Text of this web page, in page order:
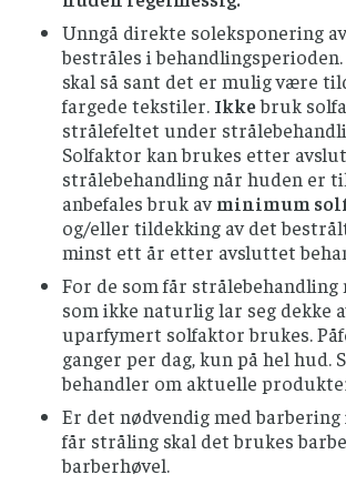
Unngå direkte soleksponering
bestråles i
skal så sant det er mulig være
fargede tekstiler. Ikkebruk
strålefeltet under
Solfaktor kan brukes etter
strålebehandling når huden er
anbefales bruk avminimum
og/eller tildekking av det
minst ett år etter avsluttet
For de som får
som ikke naturlig lar seg dekke
uparfymert solfaktor brukes.
ganger per dag, kun på hel hud.
behandler om aktuelle
Er det nødvendig med
får stråling skal det brukes
barberhøvel.